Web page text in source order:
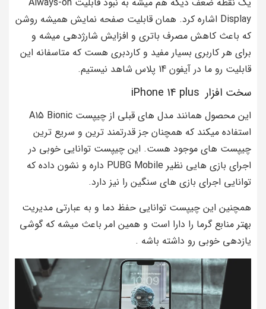
Display اشاره کرد. همان قابلیت صفحه نمایش همیشه روشن
که باعث کاهش مصرف باتری و افزایش شارژدهی میشه و
برای هر کاربری بسیار مفید و کاردبری هست که متاسفانه این
قابلیت رو ما در آیفون 14 پلاس شاهد نیستیم.
سخت افزار iPhone 14 plus
این محصول همانند مدل های قبلی از چیپست A15 Bionic
استفاده میکند که همچنان جز قدرتمند ترین و سریع ترین
چیپست های موجود هست. این چیپست توانایی خوبی در
اجرای بازی هایی نظیر PUBG Mobile داره و نشون داده که
توانایی اجرای بازی های سنگین را نیز دارد.
همچنین این چیپست توانایی حفظ دما و به عبارتی مدیریت
بهتر منابع گرما را دارا است و همین امر باعث میشه که گوشی
یازدهی خوبی رو داشته باشه .